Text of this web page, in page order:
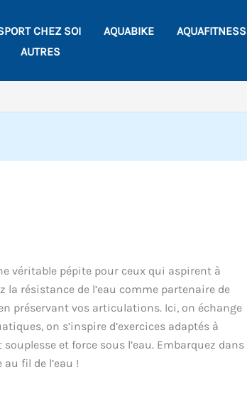
CHEZ SOI AQUABIKE AQUAFITNESS
AUTRES
véritable pépite pour ceux qui aspirent à
résistance de l’eau comme partenaire de
préservant vos articulations. Ici, on échange
on s’inspire d’exercices adaptés à
et force sous l’eau. Embarquez dans
fil de l’eau !